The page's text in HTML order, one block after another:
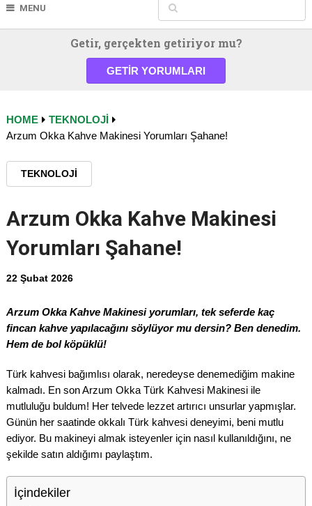
MENU
Getir, gerçekten getiriyor mu?
GETIR YORUMLARI
HOME
TEKNOLOJI
Arzum Okka Kahve Makinesi Yorumları Şahane!
TEKNOLOJI
Arzum Okka Kahve Makinesi
Yorumları Şahane!
22 Şubat 2026
Arzum Okka Kahve Makinesi yorumları, tek seferde kaç
fincan kahve yapılacağını söylüyor mu dersin? Ben denedim.
Hem de bol köpüklü!
Türk kahvesi bağımlısı olarak, neredeyse denemediğim makine
kalmadı. En son Arzum Okka Türk Kahvesi Makinesi ile
mutluluğu buldum! Her telvede lezzet artırıcı unsurlar yapmışlar.
Günün her saatinde okkalı Türk kahvesi deneyimi, beni mutlu
ediyor. Bu makineyi almak isteyenler için nasıl kullanıldığını, ne
şekilde satın aldığımı paylaştım.
İçindekiler